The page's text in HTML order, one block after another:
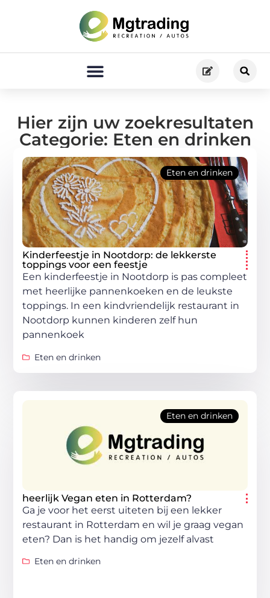
Hier zijn uw zoekresultaten
Categorie: Eten en drinken
Eten en drinken
Kinderfeestje in Nootdorp: de lekkerste
toppings voor een feestje
Een kinderfeestje in Nootdorp is pas compleet
met heerlijke pannenkoeken en de leukste
toppings. In een kindvriendelijk restaurant in
Nootdorp kunnen kinderen zelf hun
pannenkoek
Eten en drinken
Eten en drinken
heerlijk Vegan eten in Rotterdam?
Ga je voor het eerst uiteten bij een lekker
restaurant in Rotterdam en wil je graag vegan
eten? Dan is het handig om jezelf alvast
Eten en drinken